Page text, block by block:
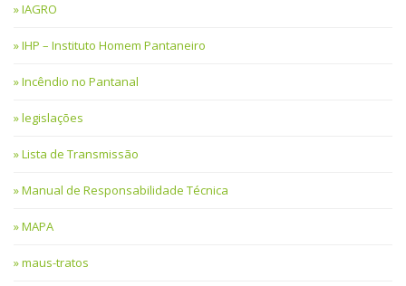
IAGRO
IHP – Instituto Homem Pantaneiro
Incêndio no Pantanal
legislações
Lista de Transmissão
Manual de Responsabilidade Técnica
MAPA
maus-tratos